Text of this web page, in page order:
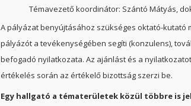
Témavezető koordinátor: Szántó Mátyás,
A pályázat benyújtásához szükséges oktató-kutató
pályázót a tevékenységében segíti (konzulens),
befogadó nyilatkozata. Az ajánlást és a
értékelés során az értékelő bizottság szerzi be.
Egy hallgató a tématerületek közül többre is